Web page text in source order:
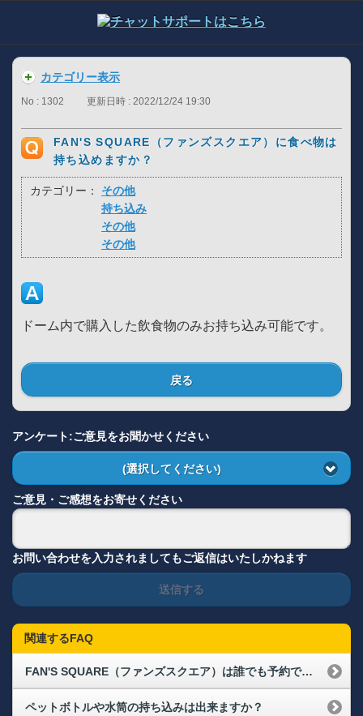
カテゴリー表示
No : 1302 更新日時 : 2022/12/24 19:30
FAN'S SQUARE（ファンズスクエア）に食べ物は
持ち込めますか？
カテゴリー：
その他
持ち込み
その他
その他
ドーム内で購入した飲食物のみお持ち込み可能です。
戻る
アンケート:ご意見をお聞かせください
(選択してください)
ご意見・ご感想をお寄せください
お問い合わせを入力されましてもご返信はいたしかねます
送信する
関連するFAQ
FAN'S SQUARE（ファンズスクエア）は誰でも予約できますか？
ペットボトルや水筒の持ち込みは出来ますか？